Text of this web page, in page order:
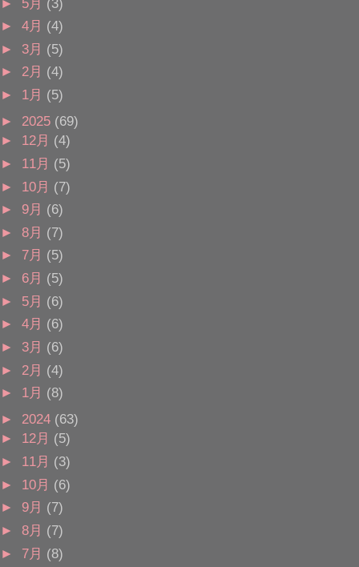
► 4月 (4)
► 3月 (5)
► 2月 (4)
► 1月 (5)
► 2025 (69)
► 12月 (4)
► 11月 (5)
► 10月 (7)
► 9月 (6)
► 8月 (7)
► 7月 (5)
► 6月 (5)
► 5月 (6)
► 4月 (6)
► 3月 (6)
► 2月 (4)
► 1月 (8)
► 2024 (63)
► 12月 (5)
► 11月 (3)
► 10月 (6)
► 9月 (7)
► 8月 (7)
► 7月 (8)